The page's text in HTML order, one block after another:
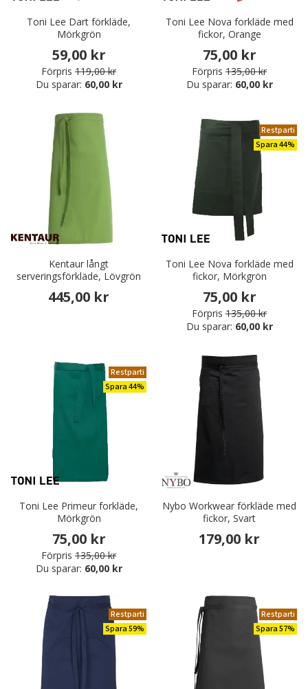
Toni Lee Dart förkläde,
Mörkgrön
59,00 kr
Förpris 119,00 kr
Du sparar: 60,00 kr
Toni Lee Nova forkläde med
fickor, Orange
75,00 kr
Förpris 135,00 kr
Du sparar: 60,00 kr
Kentaur långt
serveringsförkläde, Lövgrön
445,00 kr
Restparti
Spara 44%
Toni Lee Nova forkläde med
fickor, Mörkgrön
75,00 kr
Förpris 135,00 kr
Du sparar: 60,00 kr
Restparti
Spara 44%
Toni Lee Primeur forkläde,
Mörkgrön
75,00 kr
Förpris 135,00 kr
Du sparar: 60,00 kr
Nybo Workwear förkläde med
fickor, Svart
179,00 kr
Restparti
Spara 59%
Restparti
Spara 57%